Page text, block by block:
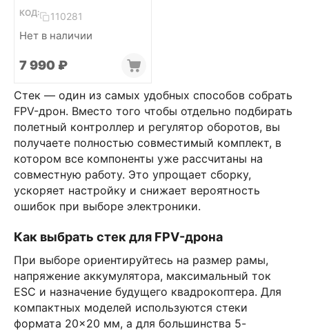
Стек — один из самых удобных способов собрать
FPV-дрон. Вместо того чтобы отдельно подбирать
полетный контроллер и регулятор оборотов, вы
получаете полностью совместимый комплект, в
котором все компоненты уже рассчитаны на
совместную работу. Это упрощает сборку,
ускоряет настройку и снижает вероятность
ошибок при выборе электроники.
Как выбрать стек для FPV-дрона
При выборе ориентируйтесь на размер рамы,
напряжение аккумулятора, максимальный ток
ESC и назначение будущего квадрокоптера. Для
компактных моделей используются стеки
формата 20×20 мм, а для большинства 5-
КОД: 110281
Нет в наличии
7 990 ₽